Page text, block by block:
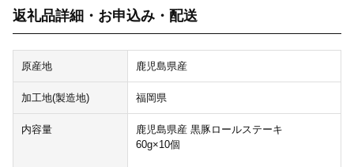
返礼品詳細・お申込み・配送
原産地 鹿児島県産
加工地(製造地) 福岡県
内容量
鹿児島県産 黒豚ロールステーキ
60g×10個